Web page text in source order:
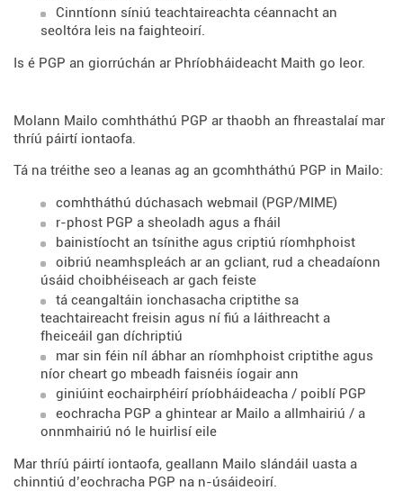
Cinntíonn síniú teachtaireachta céannacht an
seoltóra leis na faighteoirí.
Is é PGP an giorrúchán ar Phríobháideacht Maith go leor.
Molann Mailo comhtháthú PGP ar thaobh an fhreastalaí mar
thríú páirtí iontaofa.
Tá na tréithe seo a leanas ag an gcomhtháthú PGP in Mailo:
comhtháthú dúchasach webmail (PGP/MIME)
r-phost PGP a sheoladh agus a fháil
bainistíocht an tsínithe agus criptiú ríomhphoist
oibriú neamhspleách ar an gcliant, rud a cheadaíonn
úsáid choibhéiseach ar gach feiste
tá ceangaltáin ionchasacha criptithe sa
teachtaireacht freisin agus ní fiú a láithreacht a
fheiceáil gan díchriptiú
mar sin féin níl ábhar an ríomhphoist criptithe agus
níor cheart go mbeadh faisnéis íogair ann
giniúint eochairphéirí príobháideacha / poiblí PGP
eochracha PGP a ghintear ar Mailo a allmhairiú / a
onnmhairiú nó le huirlisí eile
Mar thríú páirtí iontaofa, geallann Mailo slándáil uasta a
chinntiú d’eochracha PGP na n-úsáideoirí.